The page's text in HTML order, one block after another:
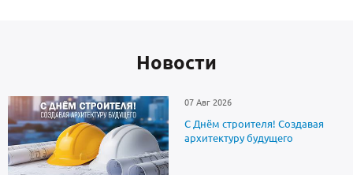
Новоcти
07 Авг 2026
С Днём строителя! Создавая
архитектуру будущего